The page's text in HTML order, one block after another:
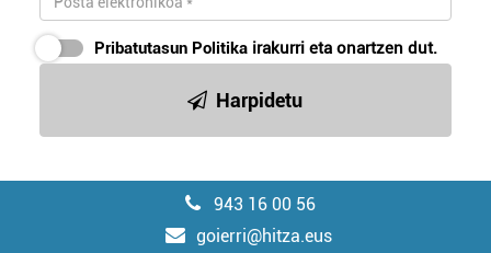
Pribatutasun Politika irakurri eta onartzen dut.
Harpidetu
943 16 00 56
goierri@hitza.eus